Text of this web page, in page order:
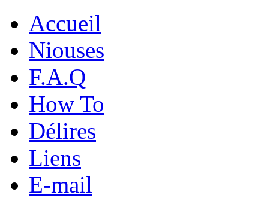
Accueil
Niouses
F.A.Q
How To
Délires
Liens
E-mail